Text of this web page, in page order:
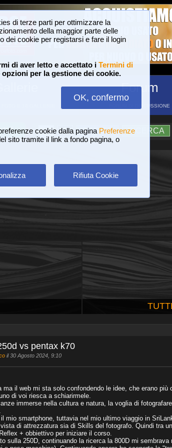
di terze parti per ottimizzare la
della maggior parte delle
dei cookie per registarsi e fare il login
di aver letto e accettato i Termini di
per la gestione dei cookie.
OK, confermo
cookie dalla pagina Preferenze
sito tramite il link a fondo pagina, o
Rifiuta Cookie
Forum
FORUM DI DISCUSSIONE
A A ?AIUTO RICERCA
vs pentax k70
il 30 Agosto 2024, 9:10
il web mi sta solo confondendo le idee, che erano più
di voi riesca a schiarirmele.
immerse nella cultura e natura, la voglia di
mio smartphone, tuttavia nel mio ultimo viaggio in
di attrezzatura sia di Skills del fotografo. Quindi tra
+ obbiettivo per iniziare il corso.
sulla 250D, continuando la ricerca la 800D mi sembrava